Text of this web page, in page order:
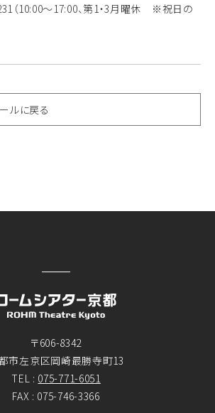
（10:00～17:00、第1・3月曜休 ※祝日の
ルに戻る
〒606-8342
市左京区岡崎最勝寺町13
TEL : 075-771-6051
FAX : 075-746-3366